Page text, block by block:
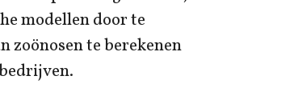
modellen door te
zoönosen te berekenen